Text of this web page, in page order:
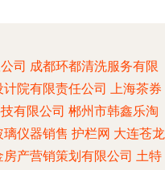
司 成都环都清洗服务有限
院有限责任公司 上海茶券
有限公司 郴州市韩鑫乐淘
璃仪器销售 护栏网 大连苍龙
房产营销策划有限公司 土特